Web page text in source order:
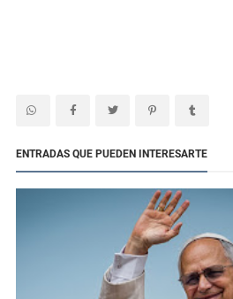
ENTRADAS QUE PUEDEN INTERESARTE